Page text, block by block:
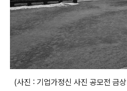
(사진 : 기업가정신 사진 공모전 금